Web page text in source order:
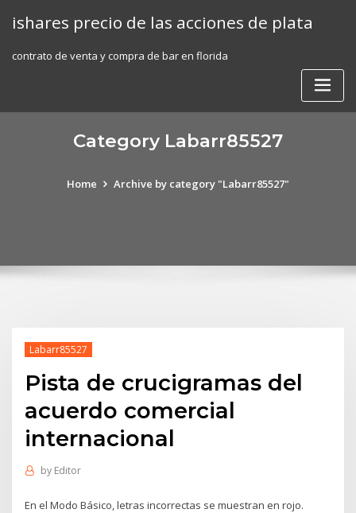
ishares precio de las acciones de plata
contrato de venta y compra de bar en florida
Category Labarr85527
Home Archive by category "Labarr85527"
Labarr85527
Pista de crucigramas del
acuerdo comercial
internacional
by Editor
En el Modo Básico, letras incorrectas se muestran en rojo.